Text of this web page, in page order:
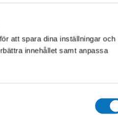
att spara dina inställningar och
innehållet samt anpassa
BOKNING AV
att boka simskola, var
sedan tidigare